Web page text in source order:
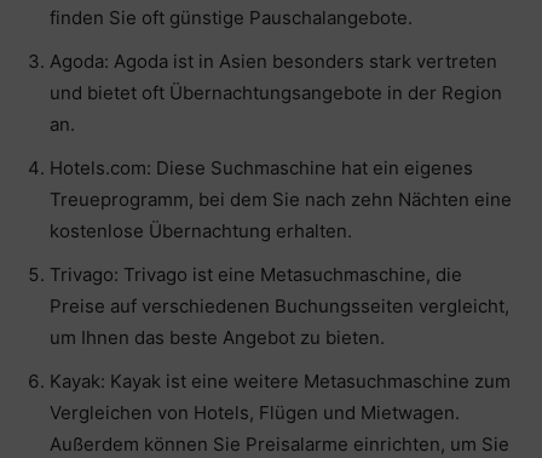
finden Sie oft günstige Pauschalangebote.
Agoda: Agoda ist in Asien besonders stark vertreten
und bietet oft Übernachtungsangebote in der Region
an.
Hotels.com: Diese Suchmaschine hat ein eigenes
Treueprogramm, bei dem Sie nach zehn Nächten eine
kostenlose Übernachtung erhalten.
Trivago: Trivago ist eine Metasuchmaschine, die
Preise auf verschiedenen Buchungsseiten vergleicht,
um Ihnen das beste Angebot zu bieten.
Kayak: Kayak ist eine weitere Metasuchmaschine zum
Vergleichen von Hotels, Flügen und Mietwagen.
Außerdem können Sie Preisalarme einrichten, um Sie